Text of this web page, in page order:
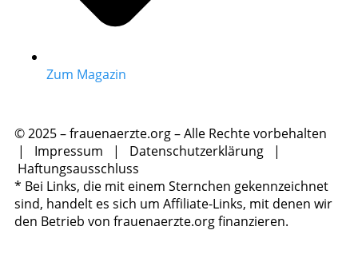
Zum Magazin
© 2025 – frauenaerzte.org – Alle Rechte vorbehalten
| Impressum | Datenschutzerklärung |
Haftungsausschluss
* Bei Links, die mit einem Sternchen gekennzeichnet
sind, handelt es sich um Affiliate-Links, mit denen wir
den Betrieb von frauenaerzte.org finanzieren.